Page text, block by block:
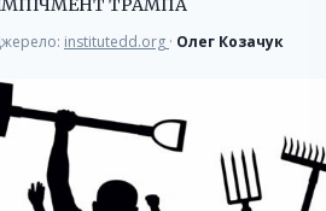
ТРАМПА
institutedd.org · Олег Козачук